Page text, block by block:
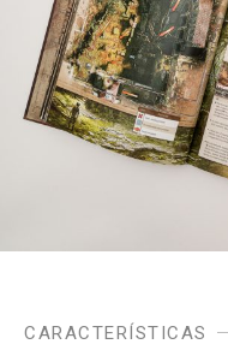
CARACTERÍSTICAS